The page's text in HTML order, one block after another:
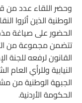
وحضر اللقاء عدد من
الوطنية الذين أثروا
الحضور على صياغة
تتضمن مجموعة من
القانون لرفعه للجنة
النيابية وللرأي
الجبهة الوطنية من
الحكومة الأردنية.